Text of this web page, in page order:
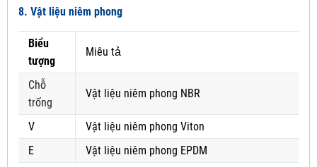
8. Vật liệu niêm phong
Biểu
tượng
Miêu tả
Chỗ
trống
Vật liệu niêm phong NBR
V
Vật liệu niêm phong Viton
E
Vật liệu niêm phong EPDM